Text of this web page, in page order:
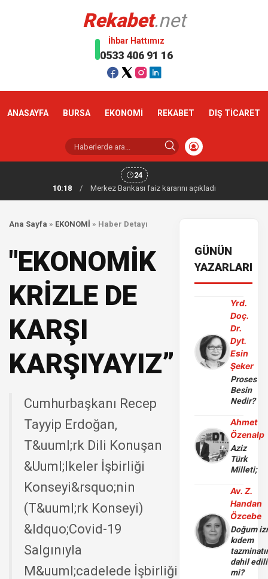
Rekabet.net
İhbar Hattımız
0533 406 91 16
ANASAYFA BURSA EKONOMİ REKABET DIŞ TİCARET
24
10:18
/ Merkez Bankası faiz kararını açıkladı
Ana Sayfa » EKONOMİ » Haber Detayı
"EKONOMİK
KRİZLE DE
KARŞI
KARŞIYAYIZ”
Cumhurbaşkanı Recep
Tayyip Erdoğan,
T&uuml;rk Dili Konuşan
&Uuml;lkeler İşbirliği
Konseyi&rsquo;nin
(T&uuml;rk Konseyi)
&ldquo;Covid-19
Salgınıyla
M&uuml;cadelede İşbirliği
GÜNÜN
YAZARLARI
Yrd.
Doç.
Dr.
Dyt.
Esin
Şeker
Proses
Besin
Nedir?
Ahmet
Özenalp
Aziz
Türk
Milleti;
Av. Z.
Handan
Özcebe
Doğum
kıdem
dahil
mi?